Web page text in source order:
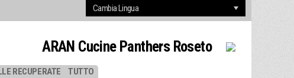
RECUPERATE TUTTO
ARAN Cucine Panthers Roseto